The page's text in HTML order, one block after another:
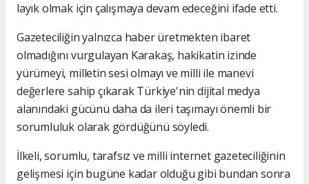
layık olmak için çalışmaya devam edeceğini ifade etti.
Gazeteciliğin yalnızca haber üretmekten ibaret
olmadığını vurgulayan Karakaş, hakikatin izinde
yürümeyi, milletin sesi olmayı ve milli ile manevi
değerlere sahip çıkarak Türkiye'nin dijital medya
alanındaki gücünü daha da ileri taşımayı önemli bir
sorumluluk olarak gördüğünü söyledi.
İlkeli, sorumlu, tarafsız ve milli internet gazeteciliğinin
gelişmesi için bugüne kadar olduğu gibi bundan sonra